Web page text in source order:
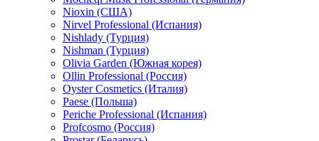
Nioxin (США)
Nirvel Professional (Испания)
Nishlady (Турция)
Nishman (Турция)
Olivia Garden (Южная корея)
Ollin Professional (Россия)
Oyster Cosmetics (Италия)
Paese (Польша)
Periche Professional (Испания)
Profcosmo (Россия)